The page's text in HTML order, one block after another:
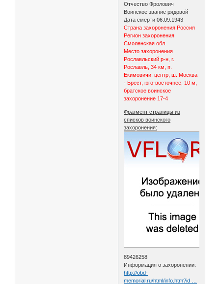
Отчество Фролович
Воинское звание рядовой
Дата смерти 06.09.1943
Страна захоронения Россия
Регион захоронения
Смоленская обл.
Место захоронения
Рославльский р-н, г.
Рославль, 34 км, п.
Екимовичи, центр, ш. Москва
- Брест, юго-восточнее, 10 м,
братское воинское
захоронение 17-4
Фрагмент страницы из
списков воинского
захоронения:
89426258
Информация о захоронении:
http://obd-
memorial.ru/html/info.htm?id …